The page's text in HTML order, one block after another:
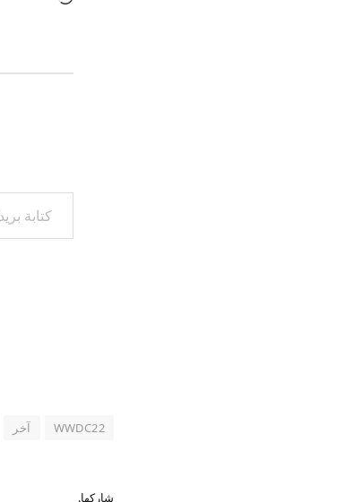
كتابة بريدك الإلكتروني...
WWDC22 آخر
شاركها.